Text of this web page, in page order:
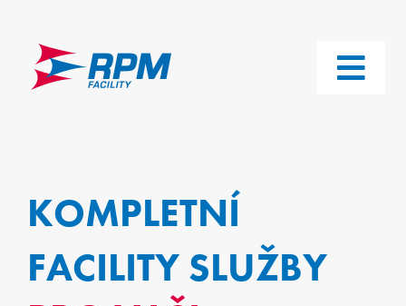
KOMPLETNÍ
FACILITY SLUŽBY